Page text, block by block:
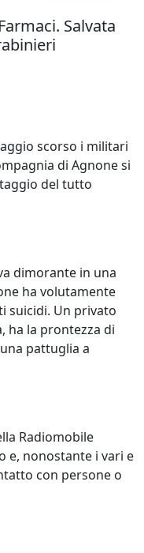
Salvata
scorso i militari
di Agnone si
del tutto
dimorante in una
ha volutamente
suicidi. Un privato
ha la prontezza di
pattuglia a
Radiomobile
e, nonostante i vari e
con persone o